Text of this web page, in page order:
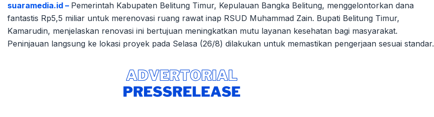
suaramedia.id – Pemerintah Kabupaten Belitung Timur, Kepulauan Bangka Belitung, menggelontorkan dana
fantastis Rp5,5 miliar untuk merenovasi ruang rawat inap RSUD Muhammad Zain. Bupati Belitung Timur,
Kamarudin, menjelaskan renovasi ini bertujuan meningkatkan mutu layanan kesehatan bagi masyarakat.
Peninjauan langsung ke lokasi proyek pada Selasa (26/8) dilakukan untuk memastikan pengerjaan sesuai standar.